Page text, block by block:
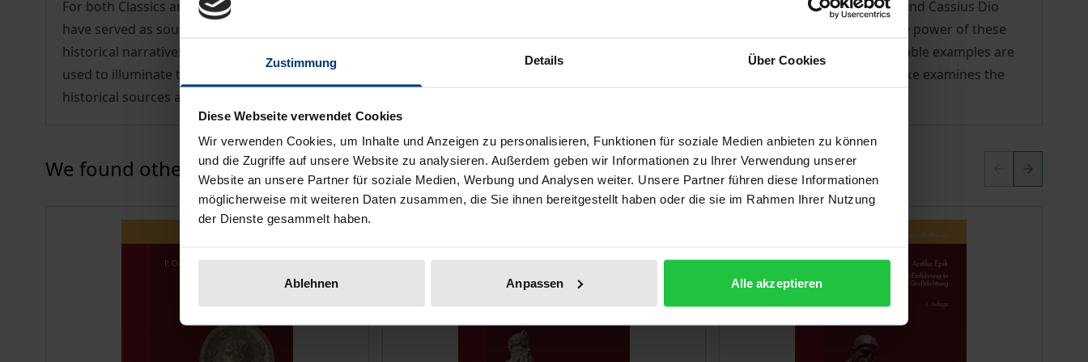
Zustimmung Details Über Cookies
Diese Webseite verwendet Cookies
Wir verwenden Cookies, um Inhalte und Anzeigen zu personalisieren, Funktionen für soziale Medien anbieten zu können
und die Zugriffe auf unsere Website zu analysieren. Außerdem geben wir Informationen zu Ihrer Verwendung unserer
Website an unsere Partner für soziale Medien, Werbung und Analysen weiter. Unsere Partner führen diese Informationen
möglicherweise mit weiteren Daten zusammen, die Sie ihnen bereitgestellt haben oder die sie im Rahmen Ihrer Nutzung
der Dienste gesammelt haben.
Ablehnen Anpassen Alle akzeptieren
For both Classics and Ancient History, ancient historiography offers the most direct access to the world and history of Rome. Sallust, Livy and Cassius Dio
have served as sources for the image of Rome and the Roman Empire for almost two millennia. This introduction examines the persuasive power of these
historical narratives and describes the forms and development of historical documentation and representation. Vivid images and memorable examples are
used to illuminate the techniques and strategies of the texts, as well as the cultural and historical preconditions of their authors. Jörg Rüpke examines the
historical sources as well as the literary approaches to these texts.
Press to skip carousel
We found other products you might like!